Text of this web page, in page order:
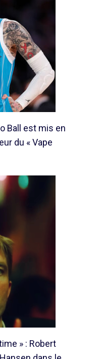
Ball est mis en
du « Vape
» : Robert